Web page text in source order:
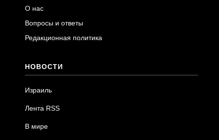
О нас
Вопросы и ответы
Редакционная политика
НОВОСТИ
Израиль
Лента RSS
В мире